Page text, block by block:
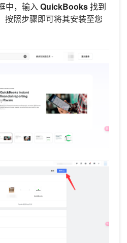
中，输入QuickBooks找到
按照步骤即可将其安装至您